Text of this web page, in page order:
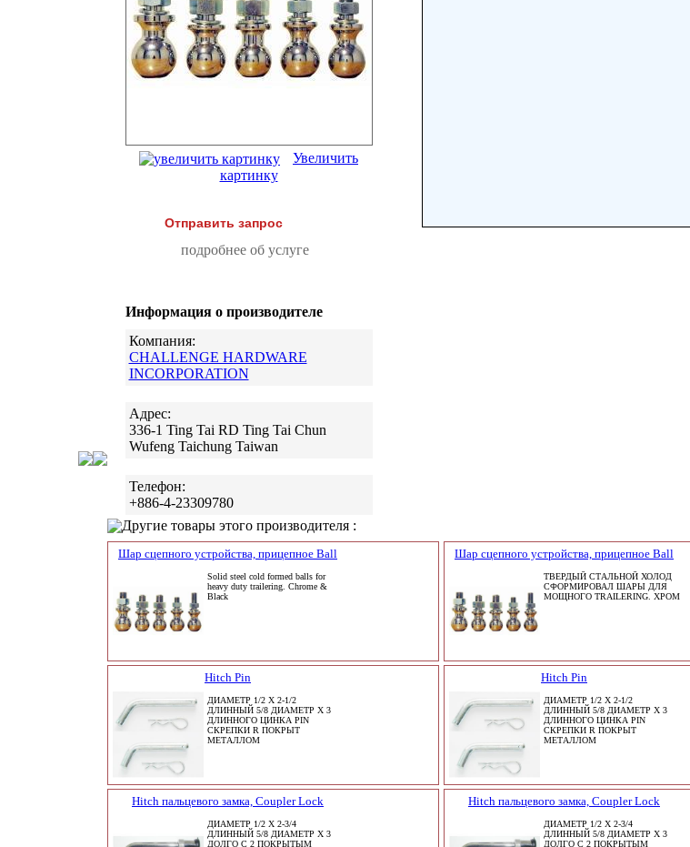
Увеличить
картинку
Отправить запрос
подробнее об услуге
Информация о производителе
Компания:
CHALLENGE HARDWARE
INCORPORATION
Адрес:
336-1 Ting Tai RD Ting Tai Chun
Wufeng Taichung Taiwan
Телефон:
+886-4-23309780
Другие товары этого производителя :
Шар сцепного устройства, прицепное Ball
Solid steel cold formed balls for
heavy duty trailering. Chrome &
Black
Шар сцепного устройства, прицепное Ball
ТВЕРДЫЙ СТАЛЬНОЙ ХОЛОД
СФОРМИРОВАЛ ШАРЫ ДЛЯ
МОЩНОГО TRAILERING. ХРОМ
Hitch Pin
ДИАМЕТР 1/2 X 2-1/2
ДЛИННЫЙ 5/8 ДИАМЕТР X 3
ДЛИННОГО ЦИНКА PIN
СКРЕПКИ R ПОКРЫТ
МЕТАЛЛОМ
Hitch Pin
ДИАМЕТР 1/2 X 2-1/2
ДЛИННЫЙ 5/8 ДИАМЕТР X 3
ДЛИННОГО ЦИНКА PIN
СКРЕПКИ R ПОКРЫТ
МЕТАЛЛОМ
Hitch пальцевого замка, Coupler Lock
ДИАМЕТР 1/2 X 2-3/4
ДЛИННЫЙ 5/8 ДИАМЕТР X 3
ДОЛГО С 2 ПОКРЫТЫМ
Hitch пальцевого замка, Coupler Lock
ДИАМЕТР 1/2 X 2-3/4
ДЛИННЫЙ 5/8 ДИАМЕТР X 3
ДОЛГО С 2 ПОКРЫТЫМ